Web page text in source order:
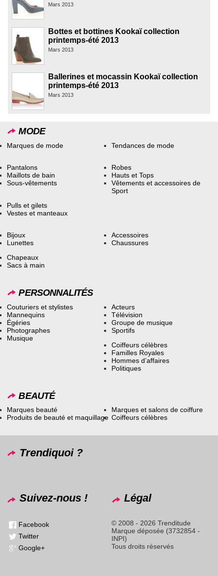
Mars 2013
Bottes et bottines Kookaï collection
printemps-été 2013
Mars 2013
Ballerines et mocassin Kookaï collection
printemps-été 2013
Mars 2013
MODE
Marques de mode Tendances de mode
Pantalons
Maillots de bain
Sous-vêtements
Robes
Hauts et Tops
Vêtements et accessoires de
Sport
Pulls et gilets
Vestes et manteaux
Bijoux
Lunettes
Accessoires
Chaussures
Chapeaux
Sacs à main
PERSONNALITÉS
Couturiers et stylistes
Mannequins
Égéries
Photographes
Musique
Acteurs
Télévision
Groupe de musique
Sportifs
Coiffeurs célèbres
Familles Royales
Hommes d’affaires
Politiques
BEAUTÉ
Marques beauté
Produits de beauté et maquillage
Marques et salons de coiffure
Coiffeurs célèbres
Trendiquoi ?
Suivez-nous !
Facebook
Twitter
Google+
Légal
© 2008 - 2026 Trenditude
Marque déposée (3732854 -
INPI)
Tous droits réservés